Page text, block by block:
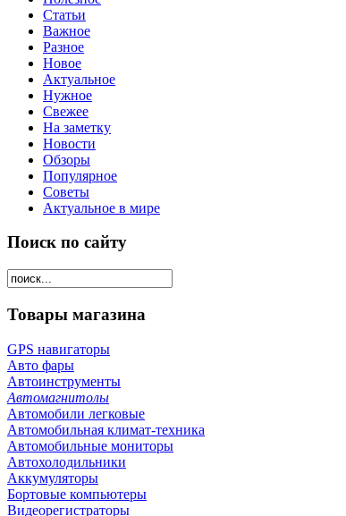
Статьи
Важное
Разное
Новое
Актуальное
Нужное
Свежее
На заметку
Новости
Обзоры
Популярное
Советы
Актуальное в мире
Поиск по сайту
Товары магазина
GPS навигаторы
Авто фары
Автоинструменты
Автомагнитолы
Автомобили легковые
Автомобильная климат-техника
Автомобильные мониторы
Автохолодильники
Аккумуляторы
Бортовые компьютеры
Видеорегистраторы